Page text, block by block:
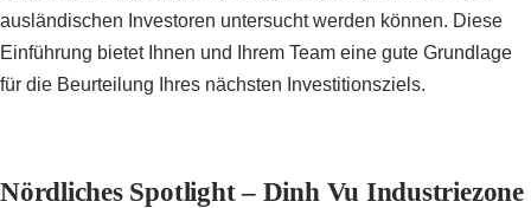
ausländischen Investoren untersucht werden können. Diese
Einführung bietet Ihnen und Ihrem Team eine gute Grundlage
für die Beurteilung Ihres nächsten Investitionsziels.
Nördliches Spotlight – Dinh Vu Industriezone